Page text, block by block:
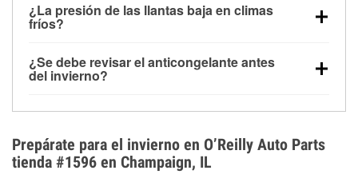
arranque.
la congelación y ayuda a disolver la sal y la nieve
derretida en la carretera para mejorar la visibilidad.
¿La presión de las llantas baja en climas
fríos?
alrededor de 1 PSI por cada 10 °F que baja la
temperatura. Puedes obtener más información sobre
¿Se debe revisar el anticongelante antes
del invierno?
el sobrecalentamiento en condiciones de frío
extremo. Aprende cómo comprobar la protección
anticongelante en nuestra sección How-To.
Prepárate para el invierno en O’Reilly Auto Parts
tienda #1596 en Champaign, IL